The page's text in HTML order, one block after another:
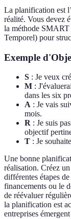
La planification est
réalité. Vous devez
la méthode SMART
Temporel) pour
Exemple
S : Je veux
M :
dans les six
A : Je vais
mois.
R : Je suis
objectif
T : Je
Une bonne
réalisation. Créez
différentes étapes
financements ou le
de réévaluer
la planification est
entreprises